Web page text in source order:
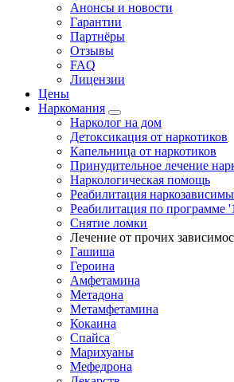
Анонсы и новости
Гарантии
Партнёры
Отзывы
FAQ
Лицензии
Цены
Наркомания
Нарколог на дом
Детоксикация от наркотиков
Капельница от наркотиков
Принудительное лечение
Наркологическая помощь
Реабилитация
Реабилитация по программе
Снятие ломки
Лечение от прочих
Гашиша
Героина
Амфетамина
Метадона
Метамфетамина
Кокаина
Спайса
Марихуаны
Мефедрона